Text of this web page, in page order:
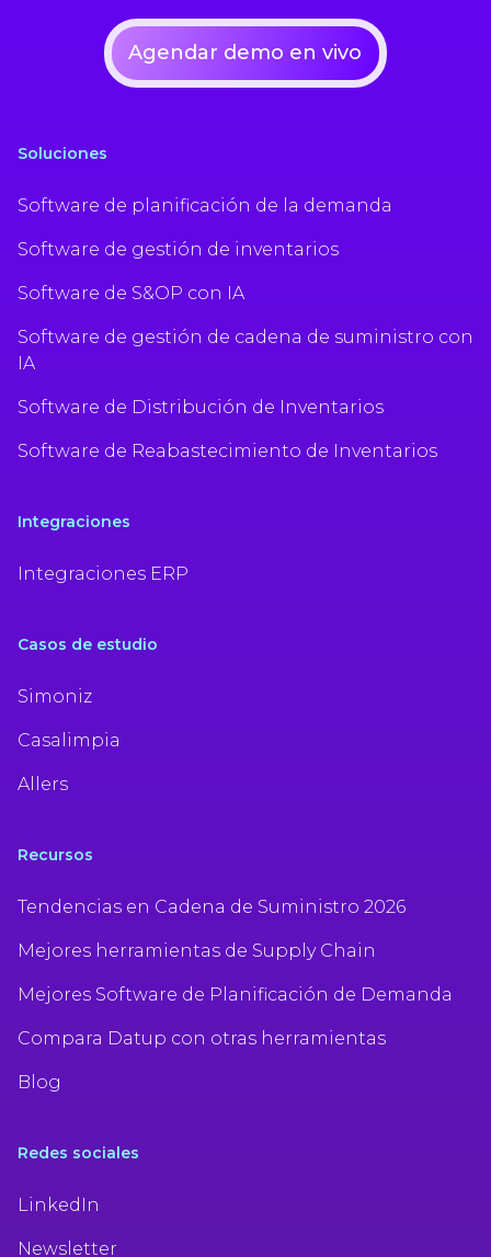
Agendar demo en vivo
Soluciones
Software de planificación de la demanda
Software de gestión de inventarios
Software de S&OP con IA
Software de gestión de cadena de suministro con
IA
Software de Distribución de Inventarios
Software de Reabastecimiento de Inventarios
Integraciones
Integraciones ERP
Casos de estudio
Simoniz
Casalimpia
Allers
Recursos
Tendencias en Cadena de Suministro 2026
Mejores herramientas de Supply Chain
Mejores Software de Planificación de Demanda
Compara Datup con otras herramientas
Blog
Redes sociales
LinkedIn
Newsletter